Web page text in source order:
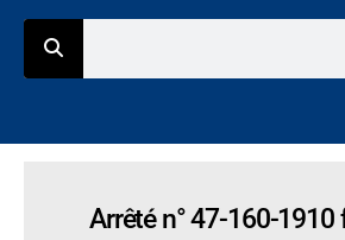
Arrêté n° 47-160-